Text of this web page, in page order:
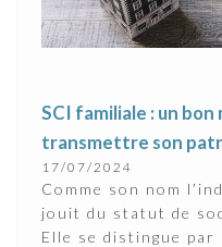
SCI familiale : un
transmettre son
17/07/2024
Comme son nom
jouit du statut de
Elle se distingue